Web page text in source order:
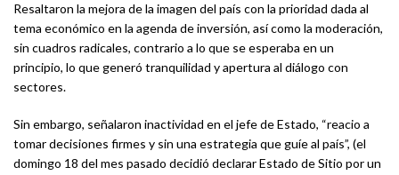
Resaltaron la mejora de la imagen del país con la prioridad dada al
tema económico en la agenda de inversión, así como la moderación,
sin cuadros radicales, contrario a lo que se esperaba en un
principio, lo que generó tranquilidad y apertura al diálogo con
sectores.
Sin embargo, señalaron inactividad en el jefe de Estado, “reacio a
tomar decisiones firmes y sin una estrategia que guíe al país”, (el
domingo 18 del mes pasado decidió declarar Estado de Sitio por un